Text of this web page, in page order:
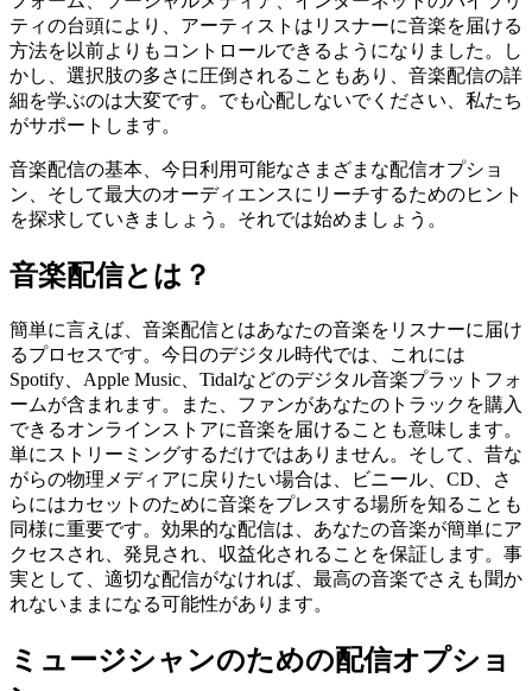
ティの台頭により、アーティストはリスナーに音楽を届ける
方法を以前よりもコントロールできるようになりました。し
かし、選択肢の多さに圧倒されることもあり、音楽配信の詳
細を学ぶのは大変です。でも心配しないでください、私たち
がサポートします。
音楽配信の基本、今日利用可能なさまざまな配信オプショ
ン、そして最大のオーディエンスにリーチするためのヒント
を探求していきましょう。それでは始めましょう。
音楽配信とは？
簡単に言えば、音楽配信とはあなたの音楽をリスナーに届け
るプロセスです。今日のデジタル時代では、これには
Spotify、Apple Music、Tidalなどのデジタル音楽プラットフォ
ームが含まれます。また、ファンがあなたのトラックを購入
できるオンラインストアに音楽を届けることも意味します。
単にストリーミングするだけではありません。そして、昔な
がらの物理メディアに戻りたい場合は、ビニール、CD、さ
らにはカセットのために音楽をプレスする場所を知ることも
同様に重要です。効果的な配信は、あなたの音楽が簡単にア
クセスされ、発見され、収益化されることを保証します。事
実として、適切な配信がなければ、最高の音楽でさえも聞か
れないままになる可能性があります。
ミュージシャンのための配信オプショ